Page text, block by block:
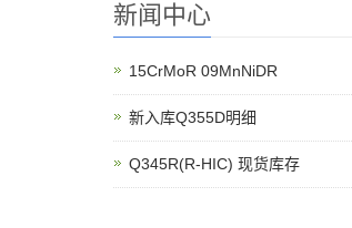
新闻中心
15CrMoR 09MnNiDR
新入库Q355D明细
Q345R(R-HIC) 现货库存